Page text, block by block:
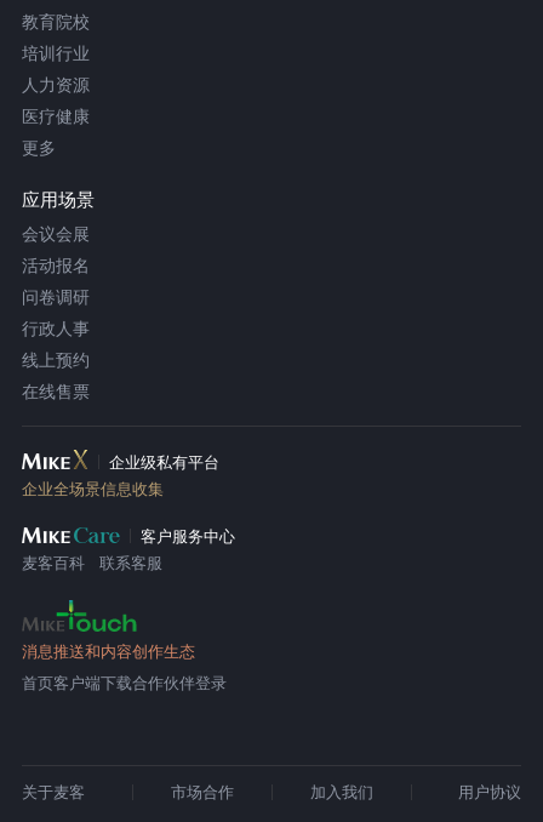
教育院校
培训行业
人力资源
医疗健康
更多
应用场景
会议会展
活动报名
问卷调研
行政人事
线上预约
在线售票
企业级私有平台
企业全场景信息收集
客户服务中心
麦客百科
联系客服
消息推送和内容创作生态
首页客户端下载合作伙伴登录
关于麦客 市场合作 加入我们 用户协议